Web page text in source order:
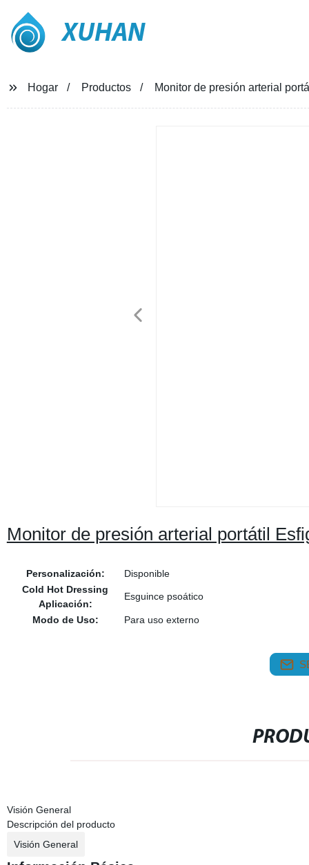
XUHAN
Hogar Productos Monitor de presión arterial
Monitor de presión arterial portátil
Personalización:
Disponible
Cold Hot Dressing
Aplicación:
Esguince psoático
Modo de Uso: Para uso externo
Visión General
Descripción del producto
Visión General